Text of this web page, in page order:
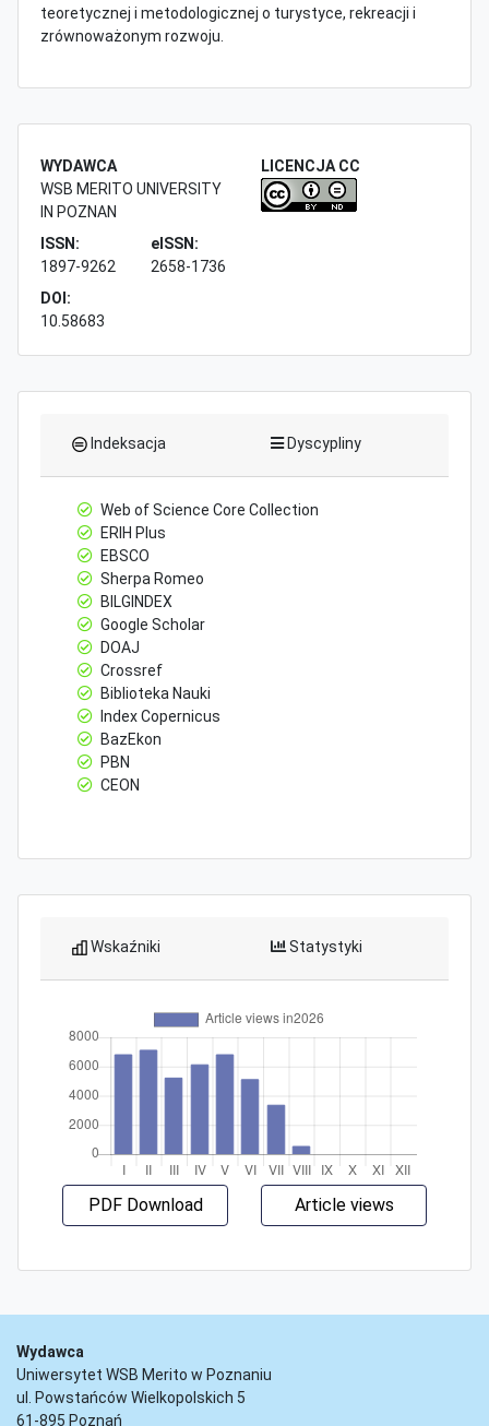
teoretycznej i metodologicznej o turystyce, rekreacji i
zrównoważonym rozwoju.
WYDAWCA
WSB MERITO UNIVERSITY
IN POZNAN
ISSN:
1897-9262
eISSN:
2658-1736
DOI:
10.58683
LICENCJA CC
Indeksacja Dyscypliny
Web of Science Core Collection
ERIH Plus
EBSCO
Sherpa Romeo
BILGINDEX
Google Scholar
DOAJ
Crossref
Biblioteka Nauki
Index Copernicus
BazEkon
PBN
CEON
Wskaźniki Statystyki
PDF Download Article views
Wydawca
Uniwersytet WSB Merito w Poznaniu
ul. Powstańców Wielkopolskich 5
61-895 Poznań